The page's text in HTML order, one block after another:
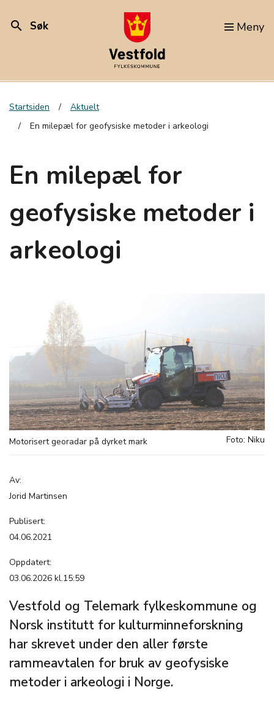
search Søk Meny
Startsiden
Aktuelt
En milepæl for geofysiske metoder i arkeologi
En milepæl for
geofysiske metoder i
arkeologi
Motorisert georadar på dyrket mark Foto: Niku
Av:
Jorid Martinsen
Publisert:
04.06.2021
Oppdatert:
03.06.2026 kl.15:59
Vestfold og Telemark fylkeskommune og
Norsk institutt for kulturminneforskning
har skrevet under den aller første
rammeavtalen for bruk av geofysiske
metoder i arkeologi i Norge.